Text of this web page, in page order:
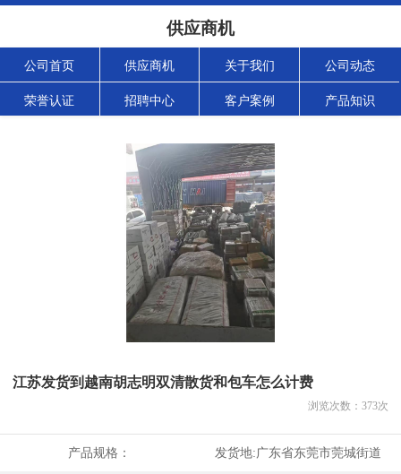
供应商机
公司首页 供应商机 关于我们 公司动态
荣誉认证 招聘中心 客户案例 产品知识
江苏发货到越南胡志明双清散货和包车怎么计费
浏览次数： 373次
产品规格： 发货地:广东省东莞市莞城街道